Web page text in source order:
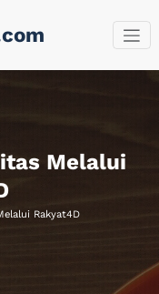
Melalui
Rakyat4D